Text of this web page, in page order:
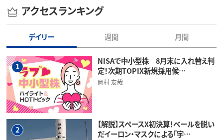
アクセスランキング
デイリー 週間 月間
1
NISAで中小型株 8月末に入れ替え判
定！次期TOPIX新規採用候…
岡村 友哉
2
【解説】スペースX初決算！ベールを脱い
だイーロン・マスクによる「宇…